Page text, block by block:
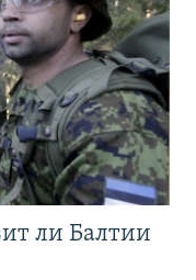
ли Балтии